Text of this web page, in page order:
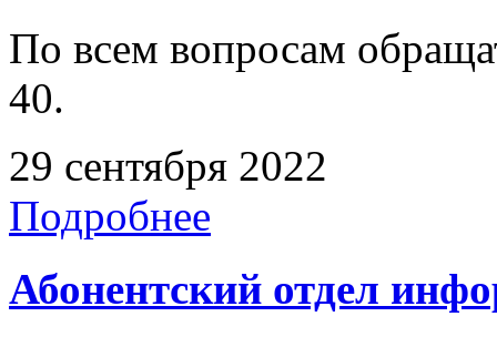
По всем вопросам
40.
29 сентября 2022
Подробнее
Абонентский отдел